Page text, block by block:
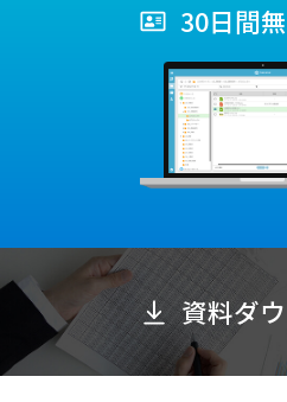
30日間
資料ダ